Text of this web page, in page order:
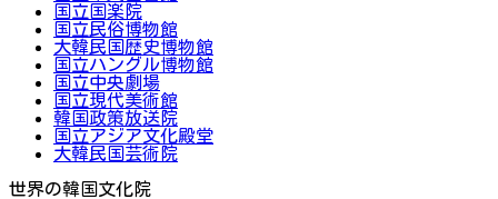
国立国楽院
国立民俗博物館
大韓民国歴史博物館
国立ハングル博物館
国立中央劇場
国立現代美術館
韓国政策放送院
国立アジア文化殿堂
大韓民国芸術院
世界の韓国文化院